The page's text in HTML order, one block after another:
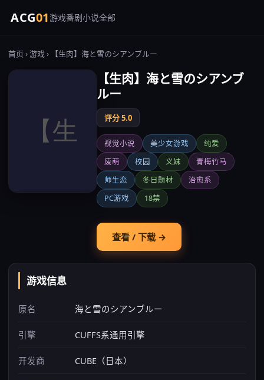
ACG01游戏番剧小说全部
首页 ›游戏› 【生肉】海と雪のシアンブルー
【生肉】海と雪のシアンブ
ルー
评分 5.0
视觉小说 美少女游戏
纯爱
废萌
校园 义妹
青梅竹马
师生恋
冬日题材
治愈系
PC游戏
18禁
查看 / 下载 →
游戏信息
原名 海と雪のシアンブルー
引擎 CUFFS系通用引擎
开发商 CUBE（日本）